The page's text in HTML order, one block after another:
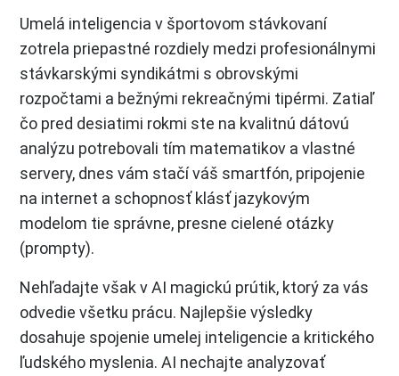
Umelá inteligencia v športovom stávkovaní
zotrela priepastné rozdiely medzi profesionálnymi
stávkarskými syndikátmi s obrovskými
rozpočtami a bežnými rekreačnými tipérmi. Zatiaľ
čo pred desiatimi rokmi ste na kvalitnú dátovú
analýzu potrebovali tím matematikov a vlastné
servery, dnes vám stačí váš smartfón, pripojenie
na internet a schopnosť klásť jazykovým
modelom tie správne, presne cielené otázky
(prompty).
Nehľadajte však v AI magickú prútik, ktorý za vás
odvedie všetku prácu. Najlepšie výsledky
dosahuje spojenie umelej inteligencie a kritického
ľudského myslenia. AI nechajte analyzovať